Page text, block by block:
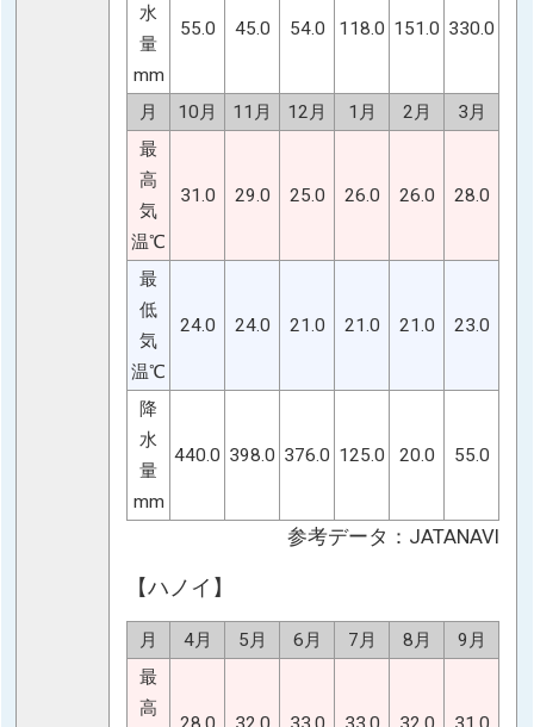
水
量
mm
55.0 45.0 54.0 118.0 151.0 330.0
月 10月 11月 12月 1月 2月
3月
最
高
気
温℃
31.0 29.0 25.0 26.0 26.0 28.0
最
低
気
温℃
24.0 24.0 21.0 21.0 21.0 23.0
降
水
量
mm
440.0 398.0 376.0 125.0 20.0 55.0
参考データ：JATANAVI
【ハノイ】
月 4月 5月 6月 7月 8月
9月
最
高